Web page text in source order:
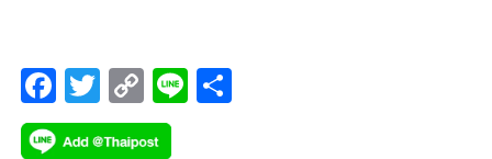
F
ac
T
wi
C
o
Li